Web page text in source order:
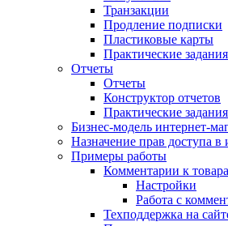
Транзакции
Продление подписки
Пластиковые карты
Практические задания
Отчеты
Отчеты
Конструктор отчетов
Практические задания
Бизнес-модель интернет-
Назначение прав доступа в
Примеры работы
Комментарии к
Настройки
Работа с
Техподдержка на